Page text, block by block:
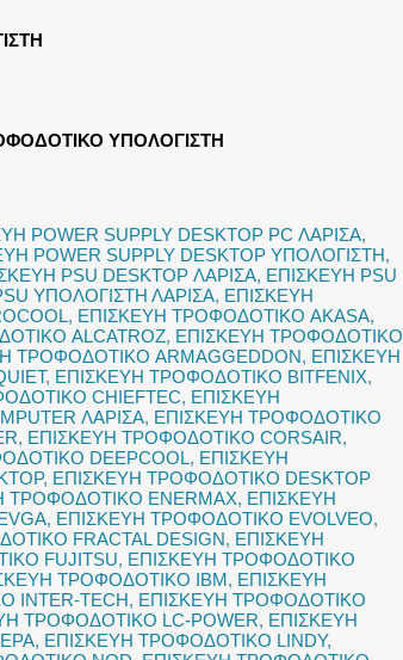
ΥΠΟΛΟΓΙΣΤΗ
POWER SUPPLY DESKTOP PC ΛΑΡΙΣΑ,
POWER SUPPLY DESKTOP ΥΠΟΛΟΓΙΣΤΗ,
PSU DESKTOP ΛΑΡΙΣΑ, ΕΠΙΣΚΕΥΗ PSU
ΥΠΟΛΟΓΙΣΤΗ ΛΑΡΙΣΑ, ΕΠΙΣΚΕΥΗ
, ΕΠΙΣΚΕΥΗ ΤΡΟΦΟΔΟΤΙΚΟ AKASA,
ALCATROZ, ΕΠΙΣΚΕΥΗ ΤΡΟΦΟΔΟΤΙΚΟ
ΤΡΟΦΟΔΟΤΙΚΟ ARMAGGEDDON, ΕΠΙΣΚΕΥΗ
, ΕΠΙΣΚΕΥΗ ΤΡΟΦΟΔΟΤΙΚΟ BITFENIX,
CHIEFTEC, ΕΠΙΣΚΕΥΗ
ΛΑΡΙΣΑ, ΕΠΙΣΚΕΥΗ ΤΡΟΦΟΔΟΤΙΚΟ
, ΕΠΙΣΚΕΥΗ ΤΡΟΦΟΔΟΤΙΚΟ CORSAIR,
DEEPCOOL, ΕΠΙΣΚΕΥΗ
, ΕΠΙΣΚΕΥΗ ΤΡΟΦΟΔΟΤΙΚΟ DESKTOP
ΤΡΟΦΟΔΟΤΙΚΟ ENERMAX, ΕΠΙΣΚΕΥΗ
, ΕΠΙΣΚΕΥΗ ΤΡΟΦΟΔΟΤΙΚΟ EVOLVEO,
FRACTAL DESIGN, ΕΠΙΣΚΕΥΗ
FUJITSU, ΕΠΙΣΚΕΥΗ ΤΡΟΦΟΔΟΤΙΚΟ
ΤΡΟΦΟΔΟΤΙΚΟ IBM, ΕΠΙΣΚΕΥΗ
INTER-TECH, ΕΠΙΣΚΕΥΗ ΤΡΟΦΟΔΟΤΙΚΟ
ΤΡΟΦΟΔΟΤΙΚΟ LC-POWER, ΕΠΙΣΚΕΥΗ
, ΕΠΙΣΚΕΥΗ ΤΡΟΦΟΔΟΤΙΚΟ LINDY,